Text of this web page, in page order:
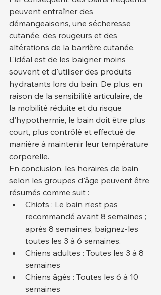
peuvent entraîner des
démangeaisons, une sécheresse
cutanée, des rougeurs et des
altérations de la barrière cutanée.
L'idéal est de les baigner moins
souvent et d'utiliser des produits
hydratants lors du bain. De plus, en
raison de la sensibilité articulaire, de
la mobilité réduite et du risque
d'hypothermie, le bain doit être plus
court, plus contrôlé et effectué de
manière à maintenir leur température
corporelle.
En conclusion, les horaires de bain
selon les groupes d'âge peuvent être
résumés comme suit :
Chiots : Le bain n’est pas
recommandé avant 8 semaines ;
après 8 semaines, baignez-les
toutes les 3 à 6 semaines.
Chiens adultes : Toutes les 3 à 8
semaines
Chiens âgés : Toutes les 6 à 10
semaines